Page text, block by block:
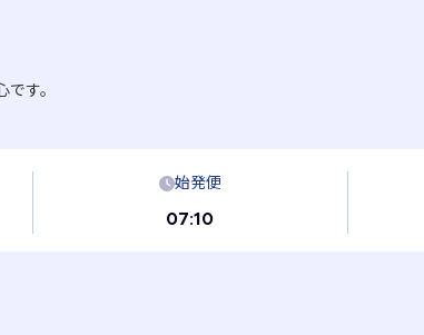
す。
始発便
07:10